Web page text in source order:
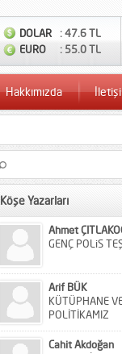
DOLAR
: 47.6 TL
EURO
: 55.0 TL
Hakkımızda
Köşe Yazarları
Ahmet
GENÇ POLiS
Arif BÜK
KÜTÜPHANE
POLİTİKAMIZ
Cahit Akdoğan